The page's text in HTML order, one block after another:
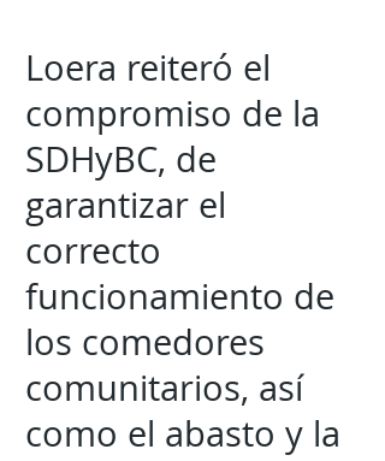
Loera reiteró el
compromiso de la
SDHyBC, de
garantizar el
correcto
funcionamiento de
los comedores
comunitarios, así
como el abasto y la